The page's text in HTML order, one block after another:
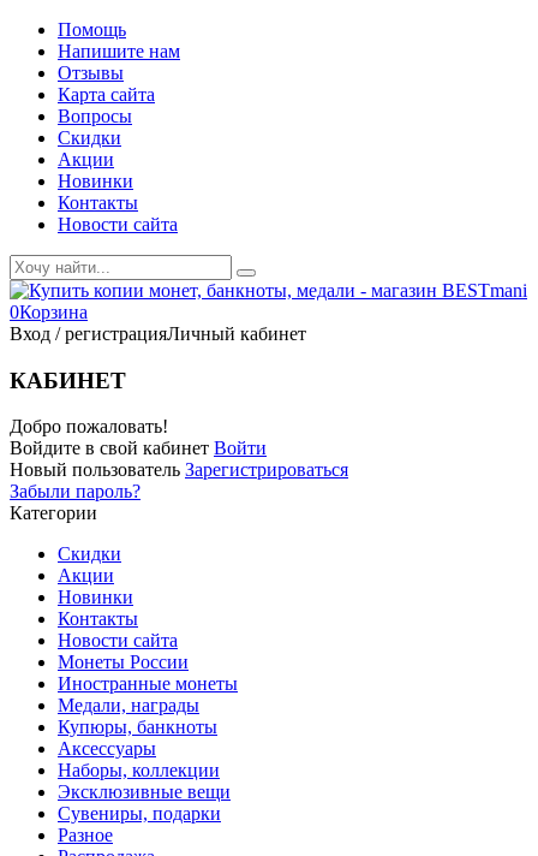
Помощь
Напишите нам
Отзывы
Карта сайта
Вопросы
Скидки
Акции
Новинки
Контакты
Новости сайта
0Корзина
Вход / регистрацияЛичный кабинет
КАБИНЕТ
Добро пожаловать!
Войдите в свой кабинет Войти
Новый пользователь Зарегистрироваться
Забыли пароль?
Категории
Скидки
Акции
Новинки
Контакты
Новости сайта
Монеты России
Иностранные монеты
Медали, награды
Купюры, банкноты
Аксессуары
Наборы, коллекции
Эксклюзивные вещи
Сувениры, подарки
Разное